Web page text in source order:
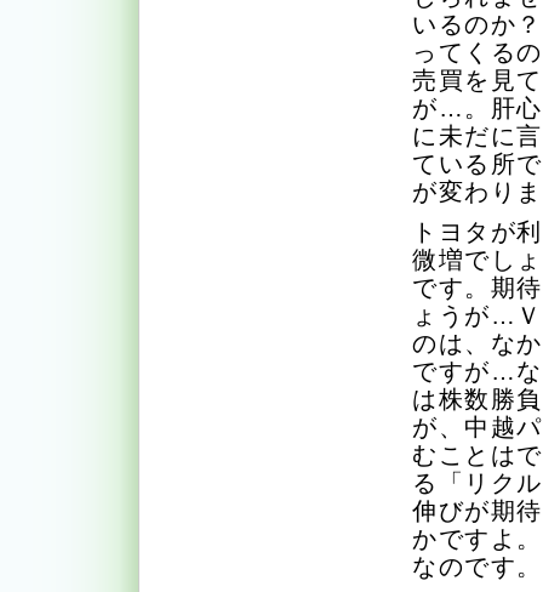
いるのか
ってくる
売買を見
が…。肝心
に未だに
ている所
が変わり
トヨタが
微増でし
です。期
ょうが…
のは、な
ですが…な
は株数勝
が、中越
むことは
る「リク
伸びが期
かですよ
なのです。